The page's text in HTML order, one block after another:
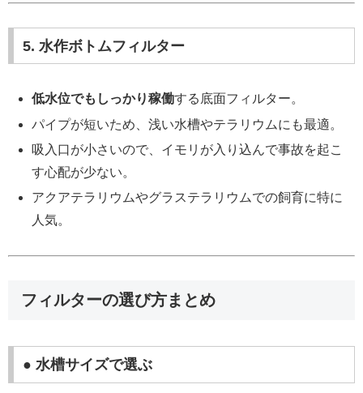
5. 水作ボトムフィルター
低水位でもしっかり稼働する底面フィルター。
パイプが短いため、浅い水槽やテラリウムにも最適。
吸入口が小さいので、イモリが入り込んで事故を起こ
す心配が少ない。
アクアテラリウムやグラステラリウムでの飼育に特に
人気。
フィルターの選び方まとめ
● 水槽サイズで選ぶ